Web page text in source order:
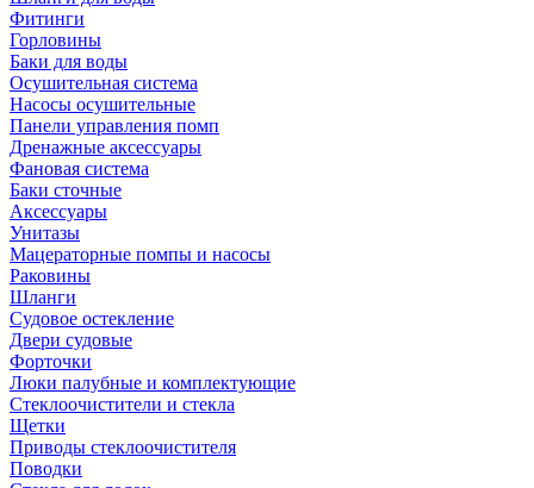
Фитинги
Горловины
Баки для воды
Осушительная система
Насосы осушительные
Панели управления помп
Дренажные аксессуары
Фановая система
Баки сточные
Аксессуары
Унитазы
Мацераторные помпы и насосы
Раковины
Шланги
Судовое остекление
Двери судовые
Форточки
Люки палубные и комплектующие
Стеклоочистители и стекла
Щетки
Приводы стеклоочистителя
Поводки